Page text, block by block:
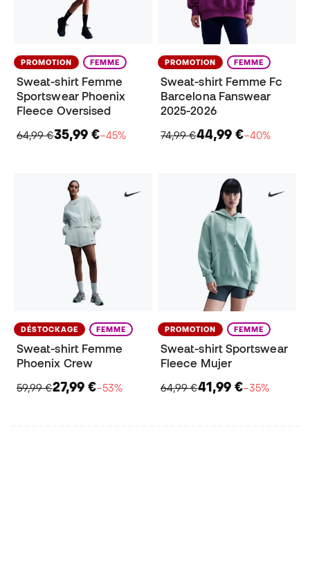
PROMOTION FEMME
Sweat-shirt Femme
Sportswear Phoenix
Fleece Oversised
64,99 €35,99 €−45%
PROMOTION FEMME
Sweat-shirt Femme Fc
Barcelona Fanswear
2025-2026
74,99 €44,99 €−40%
DÉSTOCKAGE FEMME
Sweat-shirt Femme
Phoenix Crew
59,99 €27,99 €−53%
PROMOTION FEMME
Sweat-shirt Sportswear
Fleece Mujer
64,99 €41,99 €−35%